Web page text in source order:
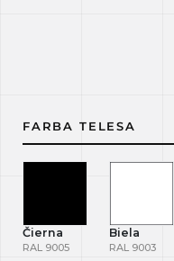
FARBA TELESA
Čierna
RAL 9005
Biela
RAL 9003